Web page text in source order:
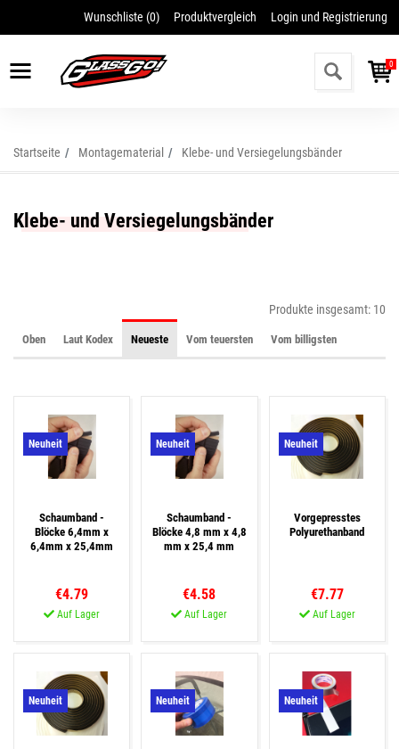
Wunschliste (0) Produktvergleich Login und Registrierung
0
Startseite Montagematerial Klebe- und Versiegelungsbänder
Klebe- und Versiegelungsbänder
Oben Laut Kodex Neueste Vom teuersten Vom billigsten
Produkte insgesamt: 10
Neuheit
Schaumband -
Blöcke 6,4mm x
6,4mm x 25,4mm
€4.79
Auf Lager
Neuheit
Schaumband -
Blöcke 4,8 mm x 4,8
mm x 25,4 mm
€4.58
Auf Lager
Neuheit
Vorgepresstes
Polyurethanband
€7.77
Auf Lager
Neuheit Neuheit Neuheit